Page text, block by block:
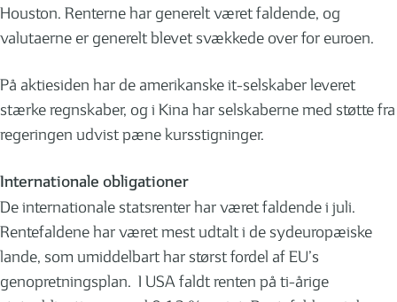
Houston. Renterne har generelt været faldende, og
valutaerne er generelt blevet svækkede over for euroen.
På aktiesiden har de amerikanske it-selskaber leveret
stærke regnskaber, og i Kina har selskaberne med støtte fra
regeringen udvist pæne kursstigninger.
Internationale obligationer
De internationale statsrenter har været faldende i juli.
Rentefaldene har været mest udtalt i de sydeuropæiske
lande, som umiddelbart har størst fordel af EU’s
genopretningsplan. I USA faldt renten på ti-årige